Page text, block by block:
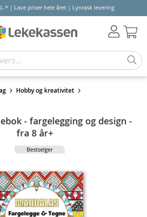
* | Lave priser hele året | Lynrask levering
Hobby og kreativitet
- fargelegging og design -
fra 8 år+
Bestselger